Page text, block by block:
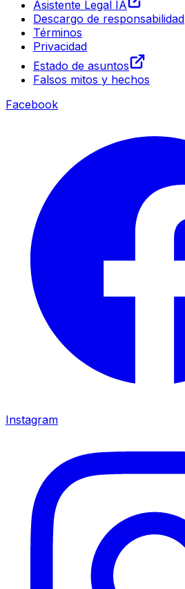
Asistente Legal IA
Descargo de responsabilidad
Términos
Privacidad
Estado de asuntos
Falsos mitos y hechos
Facebook
Instagram